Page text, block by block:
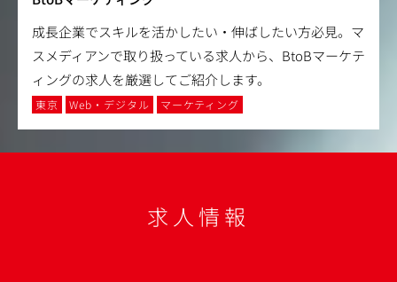
成長企業でスキルを活かしたい・伸ばしたい方必見。マ
スメディアンで取り扱っている求人から、BtoBマーケテ
ィングの求人を厳選してご紹介します。
東京 Web・デジタル マーケティング
求人情報